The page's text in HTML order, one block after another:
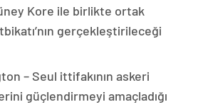
Kore ile birlikte ortak
gerçekleştirileceği
– Seul ittifakının askeri
güçlendirmeyi amaçladığı